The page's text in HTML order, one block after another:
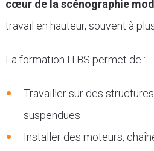
cœur de la scénographie
travail en hauteur, souvent à
La formation ITBS permet de :
Travailler sur des
suspendues
Installer des moteurs,